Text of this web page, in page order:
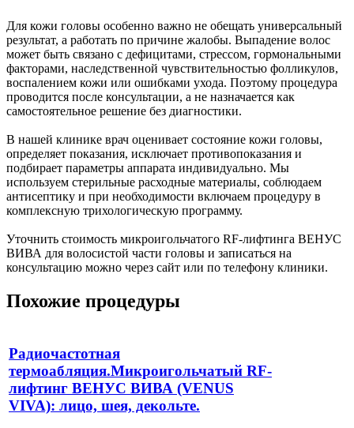
Для кожи головы особенно важно не обещать универсальный
результат, а работать по причине жалобы. Выпадение волос
может быть связано с дефицитами, стрессом, гормональными
факторами, наследственной чувствительностью фолликулов,
воспалением кожи или ошибками ухода. Поэтому процедура
проводится после консультации, а не назначается как
самостоятельное решение без диагностики.
В нашей клинике врач оценивает состояние кожи головы,
определяет показания, исключает противопоказания и
подбирает параметры аппарата индивидуально. Мы
используем стерильные расходные материалы, соблюдаем
антисептику и при необходимости включаем процедуру в
комплексную трихологическую программу.
Уточнить стоимость микроигольчатого RF-лифтинга ВЕНУС
ВИВА для волосистой части головы и записаться на
консультацию можно через сайт или по телефону клиники.
Похожие процедуры
Радиочастотная
термоабляция.Микроигольчатый RF-
лифтинг ВЕНУС ВИВА (VENUS
VIVA): лицо, шея, декольте.